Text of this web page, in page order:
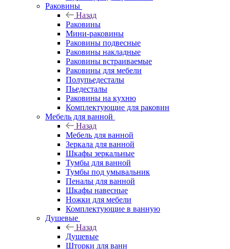
Раковины
Назад
Раковины
Мини-раковины
Раковины подвесные
Раковины накладные
Раковины встраиваемые
Раковины для мебели
Полупьедесталы
Пьедесталы
Раковины на кухню
Комплектующие для раковин
Мебель для ванной
Назад
Мебель для ванной
Зеркала для ванной
Шкафы зеркальные
Тумбы для ванной
Тумбы под умывальник
Пеналы для ванной
Шкафы навесные
Ножки для мебели
Комплектующие в ванную
Душевые
Назад
Душевые
Шторки для ванн